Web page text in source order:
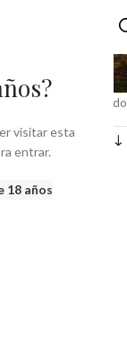
visitar esta
entrar.
18 años
el único resultado